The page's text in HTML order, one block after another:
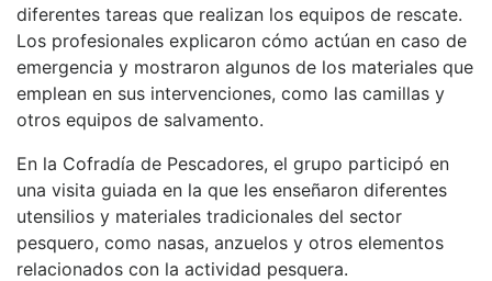
diferentes tareas que realizan los equipos de rescate.
Los profesionales explicaron cómo actúan en caso de
emergencia y mostraron algunos de los materiales que
emplean en sus intervenciones, como las camillas y
otros equipos de salvamento.
En la Cofradía de Pescadores, el grupo participó en
una visita guiada en la que les enseñaron diferentes
utensilios y materiales tradicionales del sector
pesquero, como nasas, anzuelos y otros elementos
relacionados con la actividad pesquera.